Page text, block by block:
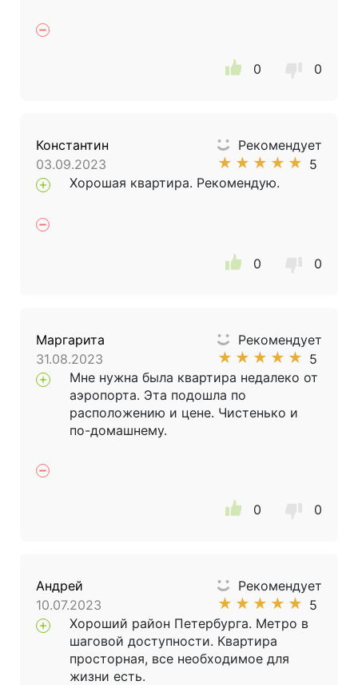
0 0
Константин
03.09.2023
Рекомендует
★ ★ ★ ★ ★ 5
Хорошая квартира. Рекомендую.
0 0
Маргарита
31.08.2023
Рекомендует
★ ★ ★ ★ ★ 5
Мне нужна была квартира недалеко от
аэропорта. Эта подошла по
расположению и цене. Чистенько и
по-домашнему.
0 0
Андрей
10.07.2023
Рекомендует
★ ★ ★ ★ ★ 5
Хороший район Петербурга. Метро в
шаговой доступности. Квартира
просторная, все необходимое для
жизни есть.